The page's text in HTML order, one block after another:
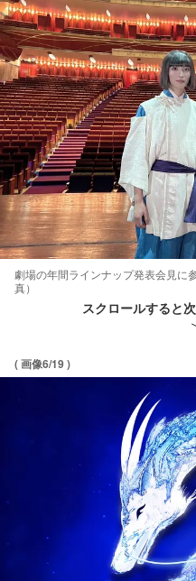
劇場の年間ラインナップ発表会見に
真）
スクロールすると
( 画像6/19 )